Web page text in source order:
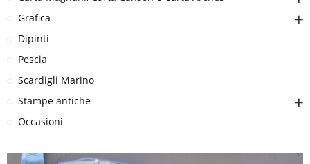
Grafica
Dipinti
Pescia
Scardigli Marino
Stampe antiche
Occasioni